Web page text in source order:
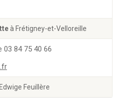
à Frétigney-et-Velloreille
03 84 75 40 66
Feuillère